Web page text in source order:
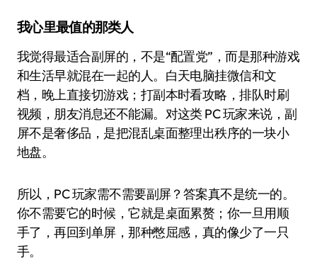
我心里最值的那类人
我觉得最适合副屏的，不是“配置党”，而是那种游戏
和生活早就混在一起的人。白天电脑挂微信和文
档，晚上直接切游戏；打副本时看攻略，排队时刷
视频，朋友消息还不能漏。对这类 PC 玩家来说，副
屏不是奢侈品，是把混乱桌面整理出秩序的一块小
地盘。
所以，PC 玩家需不需要副屏？答案真不是统一的。
你不需要它的时候，它就是桌面累赘；你一旦用顺
手了，再回到单屏，那种憋屈感，真的像少了一只
手。